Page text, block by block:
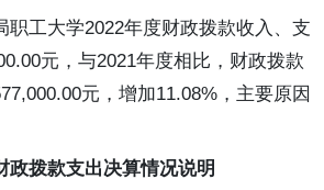
职工大学2022年度财政拨款收入、支
元，与2021年度相比，财政拨款
元，增加11.08%，主要原因
政拨款支出决算情况说明